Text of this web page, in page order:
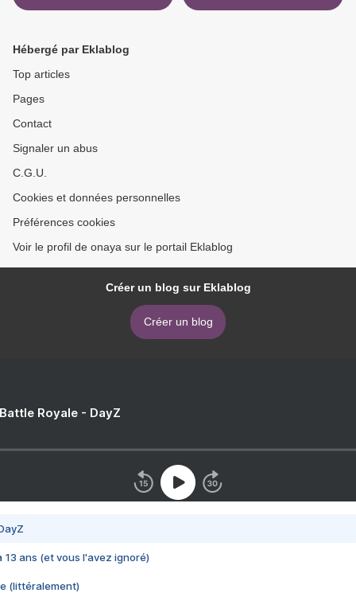
Hébergé par Eklablog
Top articles
Pages
Contact
Signaler un abus
C.G.U.
Cookies et données personnelles
Préférences cookies
Voir le profil de onaya sur le portail Eklablog
Créer un blog sur Eklablog
Créer un blog
Royale - DayZ
13 ans (et vous l'avez ignoré)
(littéralement)